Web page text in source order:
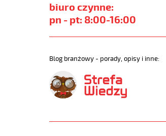
biuro czynne:
pn - pt: 8:00-16:00
Blog branżowy - porady, opisy i inne: